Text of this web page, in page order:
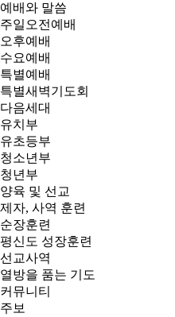
예배와 말씀
주일오전예배
오후예배
수요예배
특별예배
특별새벽기도회
다음세대
유치부
유초등부
청소년부
청년부
양육 및 선교
제자, 사역 훈련
순장훈련
평신도 성장훈련
선교사역
열방을 품는 기도
커뮤니티
주보